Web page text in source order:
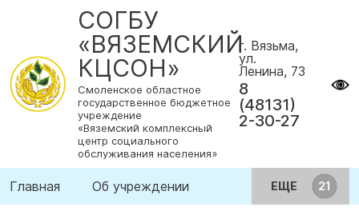
СОГБУ
«ВЯЗЕМСКИЙ
КЦСОН»
Смоленское областное
государственное бюджетное
учреждение
«Вяземский комплексный
центр социального
обслуживания населения»
г. Вязьма,
ул.
Ленина, 73
8
(48131)
2-30-27
Главная Об учреждении ЕЩЕ